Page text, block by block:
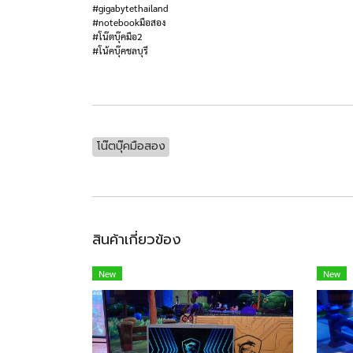
#gigabytethailand
#notebookมือสอง
#โน๊ตบุ๊คมือ2
#โน้คบุ๊คชลบุรี
โน๊ตบุ๊คมือสอง
สินค้าเกี่ยวข้อง
New New